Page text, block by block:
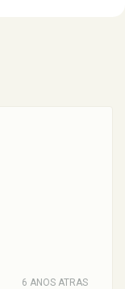
6 ANOS ATRAS